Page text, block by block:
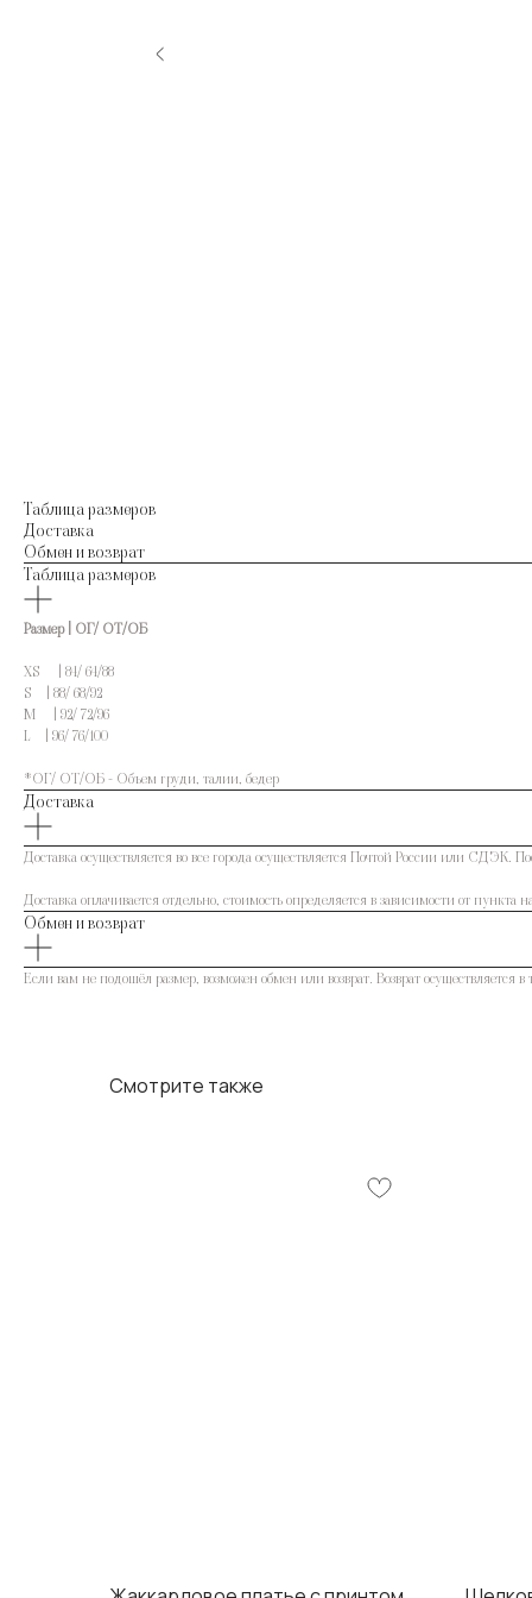
Таблица размеров
Доставка
Обмен и возврат
Таблица размеров
Размер | ОГ/ ОТ/ОБ
XS | 84/ 64/88
S | 88/ 68/92
M | 92/ 72/96
L | 96/ 76/100
*ОГ/ ОТ/ОБ - Объем груди, талии, бедер
Доставка
Доставка осуществляется во все города осуществляется Почтой России или СДЭК.
Доставка оплачивается отдельно, стоимость определяется в зависимости от
Обмен и возврат
Если вам не подошёл размер, возможен обмен или возврат. Возврат осуществляется
Смотрите также